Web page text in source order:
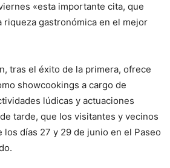
«esta importante cita, que
riqueza gastronómica en el mejor
tras el éxito de la primera, ofrece
showcookings a cargo de
lúdicas y actuaciones
tarde, que los visitantes y vecinos
días 27 y 29 de junio en el Paseo